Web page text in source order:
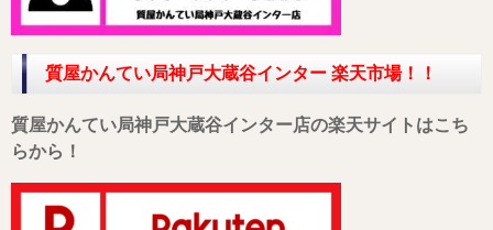
質屋かんてい局神戸大蔵谷インター 楽天市場！！
質屋かんてい局神戸大蔵谷インター店の楽天サイトはこち
らから！